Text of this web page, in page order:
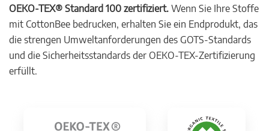
OEKO-TEX® Standard 100 zertifiziert. Wenn Sie Ihre Stoffe
mit CottonBee bedrucken, erhalten Sie ein Endprodukt, das
die strengen Umweltanforderungen des GOTS-Standards
und die Sicherheitsstandards der OEKO-TEX-Zertifizierung
erfüllt.